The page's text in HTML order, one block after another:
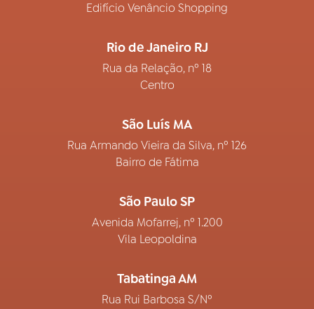
Edifício Venâncio Shopping
Rio de Janeiro RJ
Rua da Relação, nº 18
Centro
São Luís MA
Rua Armando Vieira da Silva, nº 126
Bairro de Fátima
São Paulo SP
Avenida Mofarrej, nº 1.200
Vila Leopoldina
Tabatinga AM
Rua Rui Barbosa S/Nº